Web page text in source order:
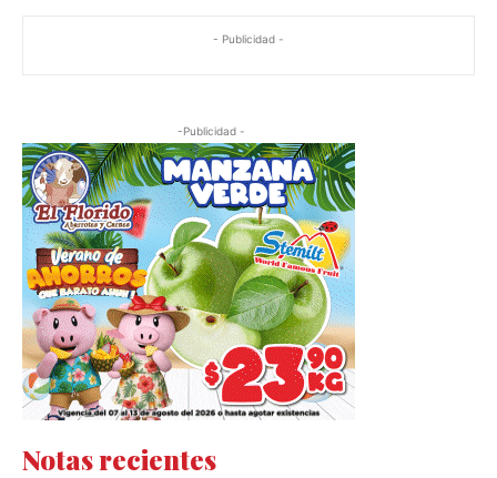
- Publicidad -
-Publicidad -
Notas recientes